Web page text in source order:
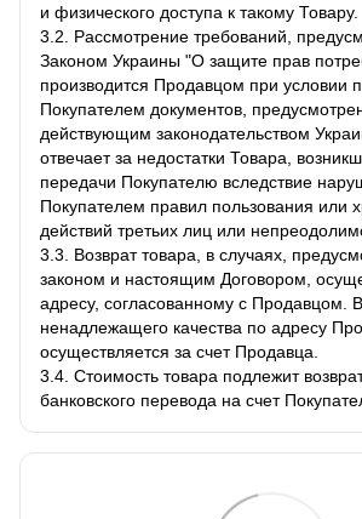
и физического доступа к такому Товару.
3.2. Рассмотрение требований,
Законом Украины "О защите прав
производится Продавцом при условии
Покупателем документов,
действующим законодательством
отвечает за недостатки Товара,
передачи Покупателю вследствие
Покупателем правил пользования или
действий третьих лиц или
3.3. Возврат товара, в случаях,
законом и настоящим Договором,
адресу, согласованному с Продавцом.
ненадлежащего качества по адресу
осуществляется за счет Продавца.
3.4. Стоимость товара подлежит
банковского перевода на счет